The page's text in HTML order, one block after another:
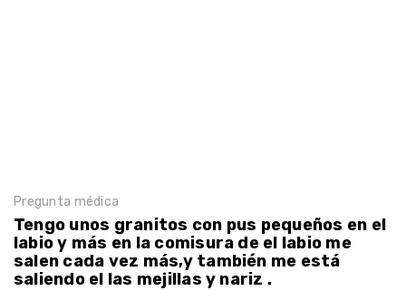
Pregunta médica
Tengo unos granitos con pus pequeños en el
labio y más en la comisura de el labio me
salen cada vez más,y también me está
saliendo el las mejillas y nariz .